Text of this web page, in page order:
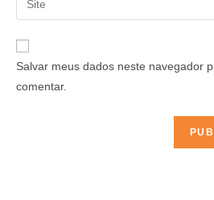
Salvar meus dados neste navegador
comentar.